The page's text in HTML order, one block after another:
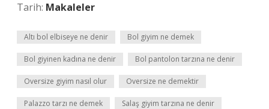
Tarih: Makaleler
Altı bol elbiseye ne denir Bol giyim ne demek
Bol giyinen kadına ne denir Bol pantolon tarzına ne denir
Oversize giyim nasıl olur Oversize ne demektir
Palazzo tarzı ne demek Salaş giyim tarzına ne denir